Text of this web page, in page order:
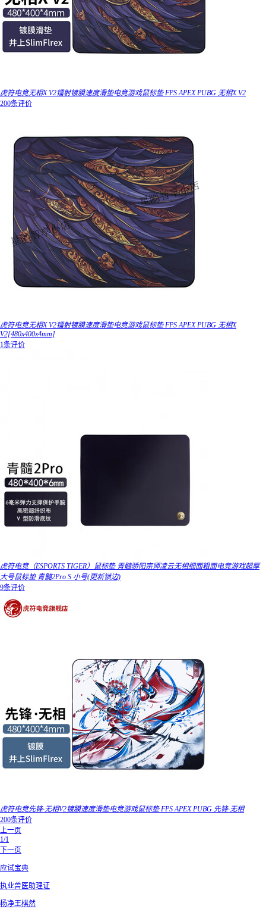
虎符电竞无相X V2镭射镀膜速度滑垫电竞游戏鼠标垫 FPS APEX PUBG 无相X V2
200条评价
虎符电竞无相X V2镭射镀膜速度滑垫电竞游戏鼠标垫 FPS APEX PUBG 无相X
V2[480x400x4mm]
1条评价
虎符电竞（ESPORTS TIGER）鼠标垫 青髓骄阳宗师凌云无相细面粗面电竞游戏超厚
大号鼠标垫 青髓2Pro S 小号(更新锁边)
9条评价
虎符电竞先锋·无相V2镀膜速度滑垫电竞游戏鼠标垫 FPS APEX PUBG 先锋·无相
200条评价
上一页
1/1
下一页
应试宝典
执业兽医助理证
杨净王棋然